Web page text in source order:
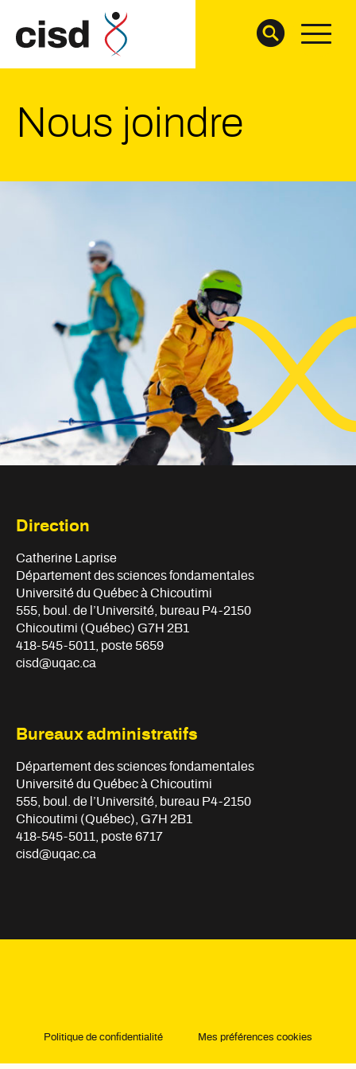
Nous joindre
Direction
Catherine Laprise
Département des sciences fondamentales
Université du Québec à Chicoutimi
555, boul. de l’Université, bureau P4-2150
Chicoutimi (Québec) G7H 2B1
418-545-5011, poste 5659
cisd@uqac.ca
Bureaux administratifs
Département des sciences fondamentales
Université du Québec à Chicoutimi
555, boul. de l’Université, bureau P4-2150
Chicoutimi (Québec), G7H 2B1
418-545-5011, poste 6717
cisd@uqac.ca
Politique de confidentialité Mes préférences cookies